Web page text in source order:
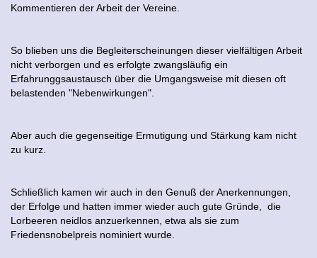
Kommentieren der Arbeit der Vereine.
So blieben uns die Begleiterscheinungen dieser vielfältigen Arbeit
nicht verborgen und es erfolgte zwangsläufig ein
Erfahrunggsaustausch über die Umgangsweise mit diesen oft
belastenden "Nebenwirkungen".
Aber auch die gegenseitige Ermutigung und Stärkung kam nicht
zu kurz.
Schließlich kamen wir auch in den Genuß der Anerkennungen,
der Erfolge und hatten immer wieder auch gute Gründe, die
Lorbeeren neidlos anzuerkennen, etwa als sie zum
Friedensnobelpreis nominiert wurde.